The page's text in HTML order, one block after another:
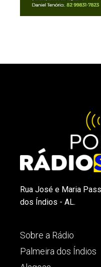
Rua José e Maria
dos Índios - AL.
Sobre a Rádio
Palmeira dos Índios